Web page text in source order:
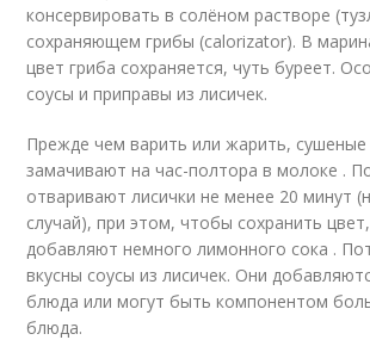
консервировать в солёном растворе
сохраняющем грибы (calorizator). В
цвет гриба сохраняется, чуть буреет.
соусы и приправы из лисичек.
Прежде чем варить или жарить, сушеные
замачивают на час-полтора в молоке .
отваривают лисички не менее 20 минут
случай), при этом, чтобы сохранить
добавляют немного лимонного сока .
вкусны соусы из лисичек. Они
блюда или могут быть компонентом
блюда.